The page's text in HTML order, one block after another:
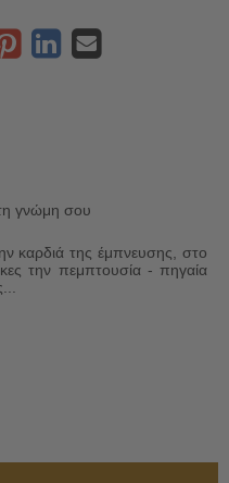
γνώμη σου
της έμπνευσης, στο
την πεμπτουσία - πηγαία